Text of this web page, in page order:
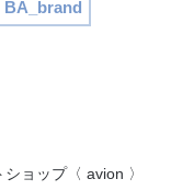
BA_brand
ョップ〈 avion 〉